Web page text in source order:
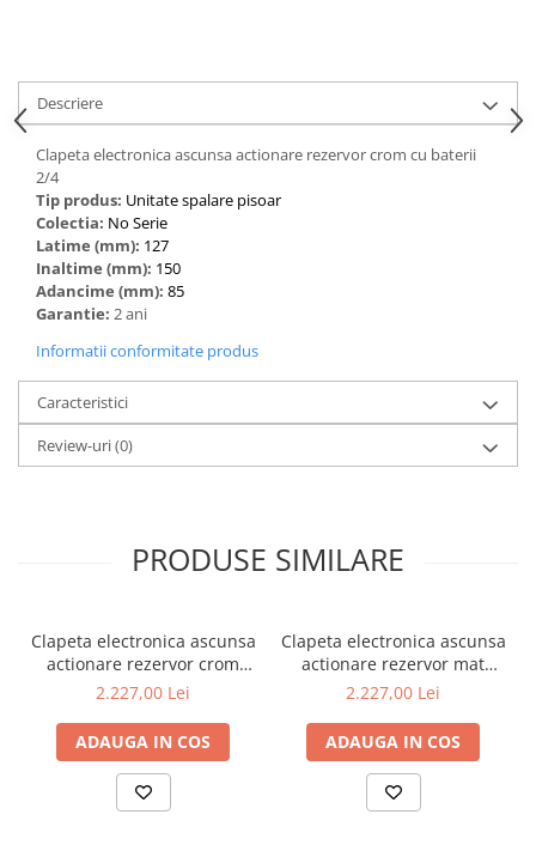
Descriere
Clapeta electronica ascunsa actionare rezervor crom cu baterii
2/4
Tip produs: Unitate spalare pisoar
Colectia: No Serie
Latime (mm): 127
Inaltime (mm): 150
Adancime (mm): 85
Garantie: 2 ani
Informatii conformitate produs
Caracteristici
Review-uri(0)
PRODUSE SIMILARE
Clapeta electronica ascunsa
actionare rezervor crom
alimentare curent de la
2.227,00 Lei
ADAUGA IN COS
Clapeta electronica ascunsa
actionare rezervor mat
crom alimentare curent de
2.227,00 Lei
ADAUGA IN COS